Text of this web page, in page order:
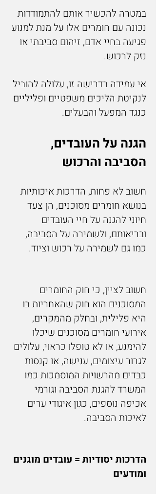
במטרה להכשיר אותם להתמודדות
נכונה עם חומרים אלו על מנת למנוע
פגיעה בחיי אדם, זיהום סביבתי או
נזק לרכוש.
אי עמידה בדרישה זו, עלולה להוביל
לנקיטת הליכים משפטיים ופליליים
כנגד המפעל והבעלים.
הגנה על העובדים,
הסביבה והרכוש
חשוב לא פחות, הדרכות איכותיות
בנושא חומרים מסוכנים, הן צעד
חיוני להגנה על חיי העובדים
ובריאותם, ולשמירה על הסביבה,
כמו גם לשמירה על רכוש וציוד.
חשוב לציין, כי חוק החומרים
המסוכנים הוא חוק שהאחריות בו
היא פלילית, ובחלק מהמקרים,
אירועי חומרים מסוכנים שיכלו
להימנע, או לא טופלו כראוי, עלולים
לגרור עיצומים, ענישה, או קנסות
כבדים מהרשויות המוסמכות כמו
המשרד להגנת הסביבה וגורמי
אכיפה נוספים, כגון איגודי ערים
לאיכות הסביבה.
הדרכות יסודיות = עובדים מוגנים
ומודעים